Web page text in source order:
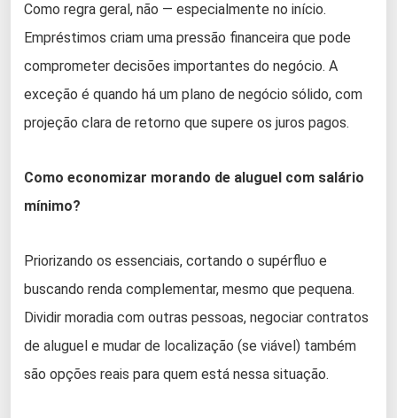
Como regra geral, não — especialmente no início.
Empréstimos criam uma pressão financeira que pode
comprometer decisões importantes do negócio. A
exceção é quando há um plano de negócio sólido, com
projeção clara de retorno que supere os juros pagos.
Como economizar morando de aluguel com salário
mínimo?
Priorizando os essenciais, cortando o supérfluo e
buscando renda complementar, mesmo que pequena.
Dividir moradia com outras pessoas, negociar contratos
de aluguel e mudar de localização (se viável) também
são opções reais para quem está nessa situação.